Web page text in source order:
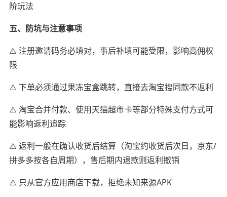
阶玩法
五、防坑与注意事项
⚠️ 注册邀请码务必填对，事后补填可能受限，影响高佣权
限
⚠️ 下单必须通过果冻宝盒跳转，直接去淘宝搜同款不返利
⚠️ 淘宝合并付款、使用天猫超市卡等部分特殊支付方式可
能影响返利追踪
⚠️ 返利一般在确认收货后结算（淘宝约收货后次日，京东/
拼多多按各自周期），售后期内退款则返利撤销
⚠️ 只从官方应用商店下载，拒绝未知来源APK